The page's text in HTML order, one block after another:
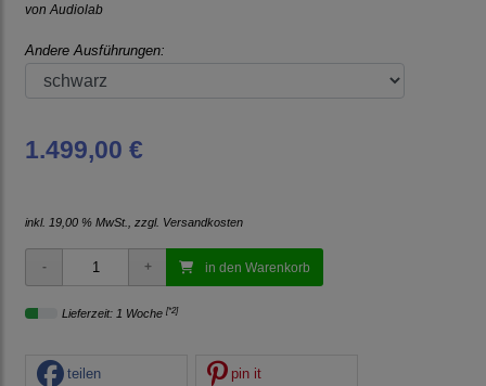
von Audiolab
Andere Ausführungen:
1.499,00 €
inkl. 19,00 % MwSt., zzgl. Versandkosten
in den Warenkorb
Lieferzeit: 1 Woche [*2]
teilen pin it